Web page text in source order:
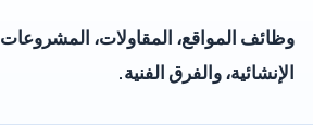
وظائف المواقع، المقاولات، المشروعات
الإنشائية، والفرق الفنية.